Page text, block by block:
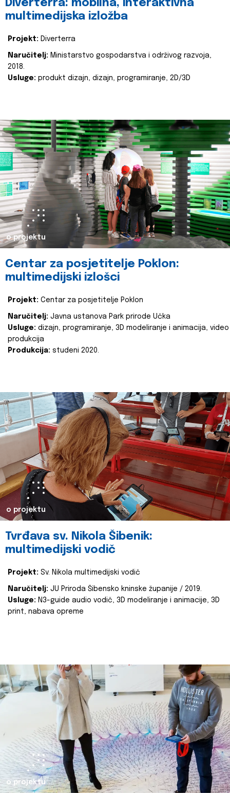
Diverterra: mobilna, interaktivna
multimedijska izložba
Projekt: Diverterra
Naručitelj: Ministarstvo gospodarstva i održivog razvoja,
2018.
Usluge: produkt dizajn, dizajn, programiranje, 2D/3D
o projektu
Centar za posjetitelje Poklon:
multimedijski izlošci
Projekt: Centar za posjetitelje Poklon
Naručitelj: Javna ustanova Park prirode Učka
Usluge: dizajn, programiranje, 3D modeliranje i animacija, video
produkcija
Produkcija: studeni 2020.
o projektu
Tvrđava sv. Nikola Šibenik:
multimedijski vodič
Projekt: Sv. Nikola multimedijski vodič
Naručitelj: JU Priroda Šibensko kninske županije / 2019.
Usluge: N3-guide audio vodič, 3D modeliranje i animacije, 3D
print, nabava opreme
o projektu